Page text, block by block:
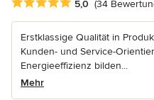
Durchschnittliche
5,0 (34
Erstklassige Qualität in
Kunden- und Service-
Energieeffizienz bilden...
Mehr